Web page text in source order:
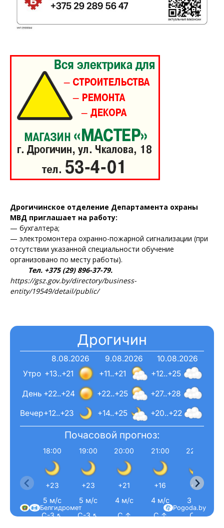
Газета
"Драгічынскі Веснік"
ПОДПИСАТЬСЯ
Редакция "ДВ"
Наша гісторыя
Контакты
Правила использования материалов
Электронные обращения
Дрогичинское отделение Департамента охраны
МВД приглашает на работу:
— бухгалтера;
— электромонтера охранно-пожарной сигнализации (при
отсутствии указанной специальности обучение
организовано по месту работы).
Тел. +375 (29) 896-37-79.
https://gsz.gov.by/directory/business-
entity/19549/detail/public/
Дрогичин
8.08.2026
+13..+21
+22..+24
+12..+23
9.08.2026
+11..+21
+22..+25
+14..+25
10.08.2026
+12..+25
+27..+28
+20..+22
Вечер
День
Утро
Почасовой прогноз:
18:00
+23
5 м/с
С-З ↖
19:00
+23
5 м/с
С-З ↖
20:00
+21
4 м/с
С ↑
21:00
+16
4 м/с
С ↑
22:00
+15
3 м/с
С ↑
Pogoda.by
Белгидромет